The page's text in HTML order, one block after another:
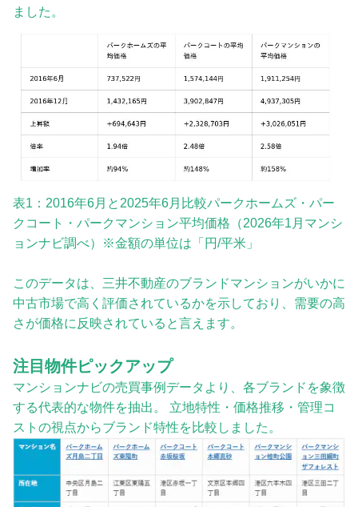
ました。
表1：2016年6月と2025年6月比較パークホームズ・パー
クコート・パークマンション平均価格（2026年1月マンシ
ョンナビ調べ）※金額の単位は「円/平米」
このデータは、三井不動産のブランドマンションがいかに
中古市場で高く評価されているかを示しており、需要の高
さが価格に反映されていると言えます。
注目物件ピックアップ
マンションナビの売買事例データより、各ブランドを象徴
する代表的な物件を抽出。 立地特性・価格推移・管理コ
ストの視点からブランド特性を比較しました。